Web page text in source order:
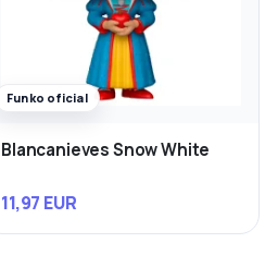
Funko oficial
Blancanieves Snow White
11,97 EUR